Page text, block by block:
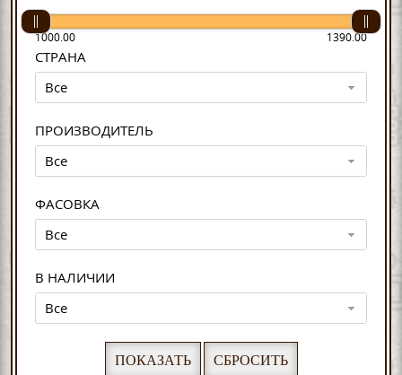
1000.00 1390.00
СТРАНА
Все
ПРОИЗВОДИТЕЛЬ
Все
ФАСОВКА
Все
В НАЛИЧИИ
Все